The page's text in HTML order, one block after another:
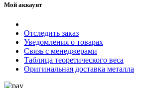
Мой аккаунт
Отследить заказ
Уведомления о товарах
Связь с менеджерами
Таблица теоретического веса
Оригинальная доставка металла